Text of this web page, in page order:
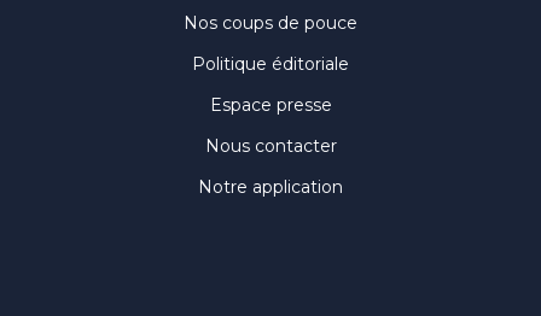
Nos coups de pouce
Politique éditoriale
Espace presse
Nous contacter
Notre application